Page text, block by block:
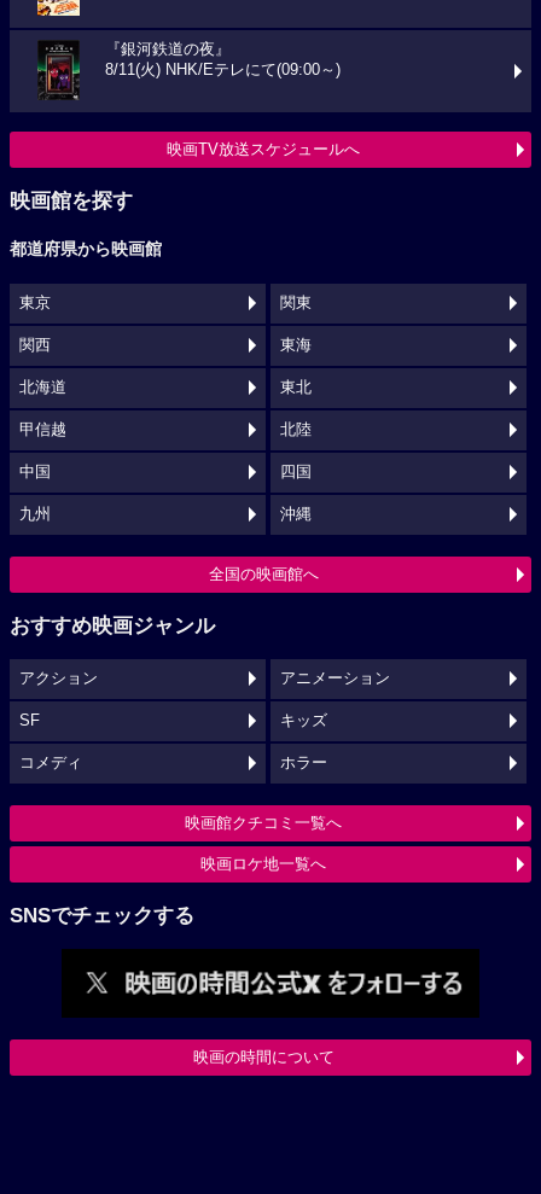
『銀河鉄道の夜』
8/11(火) NHK/Eテレにて(09:00～)
映画TV放送スケジュールへ
映画館を探す
都道府県から映画館
東京 関東
関西 東海
北海道 東北
甲信越 北陸
中国 四国
九州 沖縄
全国の映画館へ
おすすめ映画ジャンル
アクション アニメーション
SF キッズ
コメディ ホラー
映画館クチコミ一覧へ
映画ロケ地一覧へ
SNSでチェックする
映画の時間について